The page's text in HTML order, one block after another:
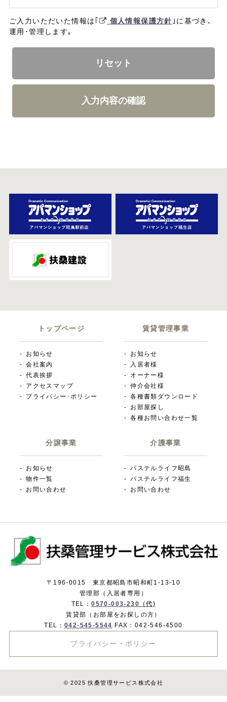
ご入力いただいた情報は｢ 個人情報保護方針 ｣に基づき､
運用･管理します｡
トップページ
お知らせ
会社案内
代表挨拶
アクセスマップ
プライバシー･ポリシー
賃貸管理事業
お知らせ
入居者様
オーナー様
仲介会社様
各種書類ダウンロード
お部屋探し
各種お問い合わせ一覧
分譲事業
お知らせ
物件一覧
お問い合わせ
介護事業
パステルライフ昭島
パステルライフ福生
お問い合わせ
〒196-0015 東京都昭島市昭和町1-13-10
管理部（入居者専用）
TEL：0570-003-230（代)
賃貸部（お部屋をお探しの方）
TEL： 042-545-5544 FAX：042-546-4500
プライバシー・ポリシー
© 2025 扶桑管理サービス株式会社